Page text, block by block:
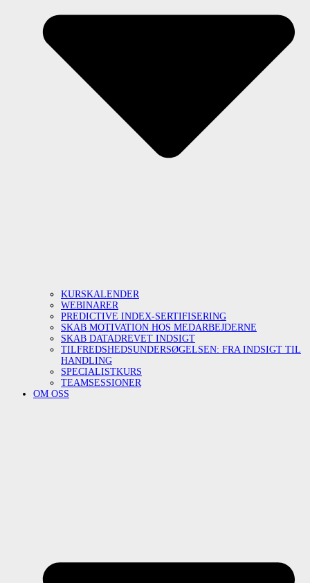
KURSKALENDER
WEBINARER
PREDICTIVE INDEX-SERTIFISERING
SKAB MOTIVATION HOS MEDARBEJDERNE
SKAB DATADREVET INDSIGT
TILFREDSHEDSUNDERSØGELSEN: FRA INDSIGT TIL
HANDLING
SPECIALISTKURS
TEAMSESSIONER
OM OSS